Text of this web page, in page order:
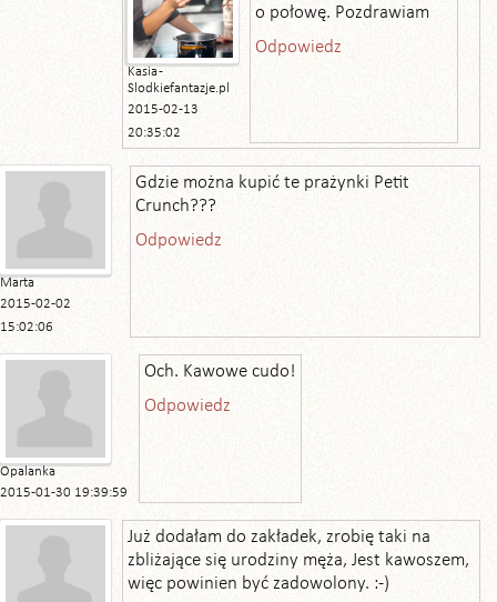
Kasia -
Slodkiefantazje.pl
2015-02-13
20:35:02
o połowę. Pozdrawiam
Odpowiedz
Marta
2015-02-02
15:02:06
Gdzie można kupić te prażynki Petit
Crunch???
Odpowiedz
Opalanka
2015-01-30 19:39:59
Och. Kawowe cudo!
Odpowiedz
Już dodałam do zakładek, zrobię taki na
zbliżające się urodziny męża, Jest kawoszem,
więc powinien być zadowolony. :-)